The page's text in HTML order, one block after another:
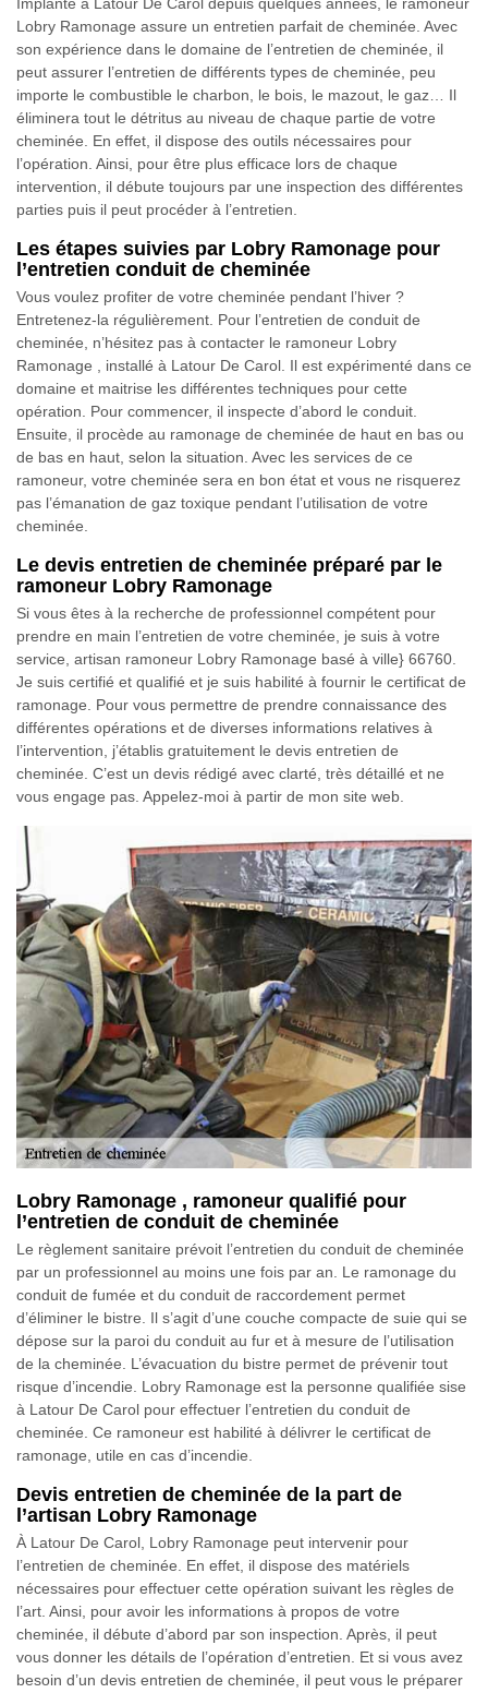
Implanté à Latour De Carol depuis quelques années, le ramoneur
Lobry Ramonage assure un entretien parfait de cheminée. Avec
son expérience dans le domaine de l’entretien de cheminée, il
peut assurer l’entretien de différents types de cheminée, peu
importe le combustible le charbon, le bois, le mazout, le gaz… Il
éliminera tout le détritus au niveau de chaque partie de votre
cheminée. En effet, il dispose des outils nécessaires pour
l’opération. Ainsi, pour être plus efficace lors de chaque
intervention, il débute toujours par une inspection des différentes
parties puis il peut procéder à l’entretien.
Les étapes suivies par Lobry Ramonage pour
l’entretien conduit de cheminée
Vous voulez profiter de votre cheminée pendant l’hiver ?
Entretenez-la régulièrement. Pour l’entretien de conduit de
cheminée, n’hésitez pas à contacter le ramoneur Lobry
Ramonage , installé à Latour De Carol. Il est expérimenté dans ce
domaine et maitrise les différentes techniques pour cette
opération. Pour commencer, il inspecte d’abord le conduit.
Ensuite, il procède au ramonage de cheminée de haut en bas ou
de bas en haut, selon la situation. Avec les services de ce
ramoneur, votre cheminée sera en bon état et vous ne risquerez
pas l’émanation de gaz toxique pendant l’utilisation de votre
cheminée.
Le devis entretien de cheminée préparé par le
ramoneur Lobry Ramonage
Si vous êtes à la recherche de professionnel compétent pour
prendre en main l’entretien de votre cheminée, je suis à votre
service, artisan ramoneur Lobry Ramonage basé à ville} 66760.
Je suis certifié et qualifié et je suis habilité à fournir le certificat de
ramonage. Pour vous permettre de prendre connaissance des
différentes opérations et de diverses informations relatives à
l’intervention, j’établis gratuitement le devis entretien de
cheminée. C’est un devis rédigé avec clarté, très détaillé et ne
vous engage pas. Appelez-moi à partir de mon site web.
Lobry Ramonage , ramoneur qualifié pour
l’entretien de conduit de cheminée
Le règlement sanitaire prévoit l’entretien du conduit de cheminée
par un professionnel au moins une fois par an. Le ramonage du
conduit de fumée et du conduit de raccordement permet
d’éliminer le bistre. Il s’agit d’une couche compacte de suie qui se
dépose sur la paroi du conduit au fur et à mesure de l’utilisation
de la cheminée. L’évacuation du bistre permet de prévenir tout
risque d’incendie. Lobry Ramonage est la personne qualifiée sise
à Latour De Carol pour effectuer l’entretien du conduit de
cheminée. Ce ramoneur est habilité à délivrer le certificat de
ramonage, utile en cas d’incendie.
Devis entretien de cheminée de la part de
l’artisan Lobry Ramonage
À Latour De Carol, Lobry Ramonage peut intervenir pour
l’entretien de cheminée. En effet, il dispose des matériels
nécessaires pour effectuer cette opération suivant les règles de
l’art. Ainsi, pour avoir les informations à propos de votre
cheminée, il débute d’abord par son inspection. Après, il peut
vous donner les détails de l’opération d’entretien. Et si vous avez
besoin d’un devis entretien de cheminée, il peut vous le préparer